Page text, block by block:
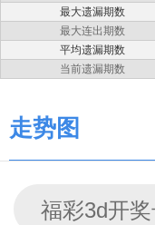
最大遗漏期数
最大连出期数
平均遗漏期数
当前遗漏期数
走势图
福彩3d开